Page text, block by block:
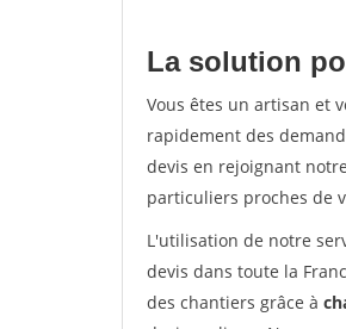
La solution
Vous êtes un artisan et
rapidement des
devis en rejoignant
particuliers proches de
L'utilisation de notre
devis dans toute la
des chantiers grâce à